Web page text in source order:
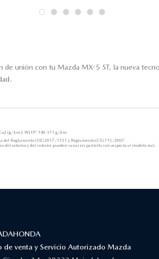
de unión con tu Mazda MX-5 ST, la nueva
(g/km): WLTP: 140-171 g/km
del Reglamento (UE) 2017/1151 y Reglamento (CE) 715/2007.
del exterior y del interior pueden variar en pantalla con respecto al modelo real.
de venta y Servicio Autorizado Mazda